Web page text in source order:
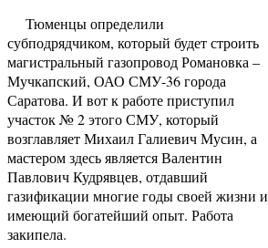
Тюменцы определили
субподрядчиком, который будет строить
магистральный газопровод Романовка –
Мучкапский, ОАО СМУ-36 города
Саратова. И вот к работе приступил
участок № 2 этого СМУ, который
возглавляет Михаил Галиевич Мусин, а
мастером здесь является Валентин
Павлович Кудрявцев, отдавший
газификации многие годы своей жизни и
имеющий богатейший опыт. Работа
закипела.